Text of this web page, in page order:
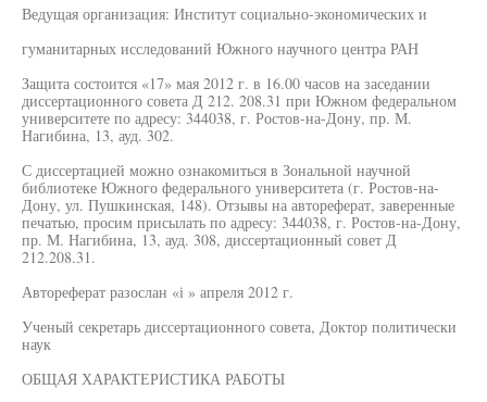
Ведущая организация: Институт социально-экономических и
гуманитарных исследований Южного научного центра РАН
Защита состоится «17» мая 2012 г. в 16.00 часов на заседании
диссертационного совета Д 212. 208.31 при Южном федеральном
университете по адресу: 344038, г. Ростов-на-Дону, пр. М.
Нагибина, 13, ауд. 302.
С диссертацией можно ознакомиться в Зональной научной
библиотеке Южного федерального университета (г. Ростов-на-
Дону, ул. Пушкинская, 148). Отзывы на автореферат, заверенные
печатью, просим присылать по адресу: 344038, г. Ростов-на-Дону,
пр. М. Нагибина, 13, ауд. 308, диссертационный совет Д
212.208.31.
Автореферат разослан «і » апреля 2012 г.
Ученый секретарь диссертационного совета, Доктор политически
наук
ОБЩАЯ ХАРАКТЕРИСТИКА РАБОТЫ